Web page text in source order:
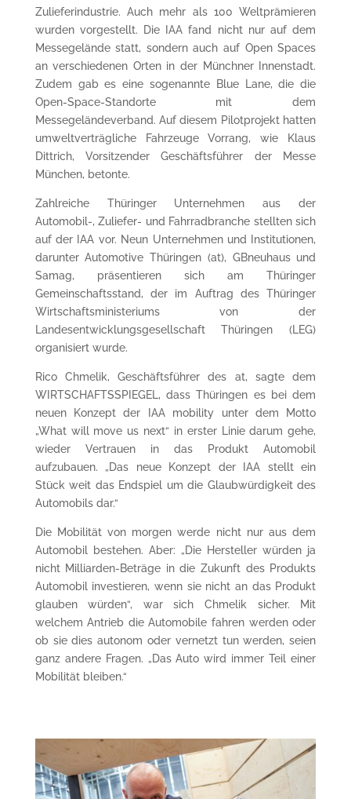
Zulieferindustrie. Auch mehr als 100 Weltprämieren
wurden vorgestellt. Die IAA fand nicht nur auf dem
Messegelände statt, sondern auch auf Open Spaces
an verschiedenen Orten in der Münchner Innenstadt.
Zudem gab es eine sogenannte Blue Lane, die die
Open-Space-Standorte mit dem
Messegeländeverband. Auf diesem Pilotprojekt hatten
umweltverträgliche Fahrzeuge Vorrang, wie Klaus
Dittrich, Vorsitzender Geschäftsführer der Messe
München, betonte.
Zahlreiche Thüringer Unternehmen aus der
Automobil-, Zuliefer- und Fahrradbranche stellten sich
auf der IAA vor. Neun Unternehmen und Institutionen,
darunter Automotive Thüringen (at), GBneuhaus und
Samag, präsentieren sich am Thüringer
Gemeinschaftsstand, der im Auftrag des Thüringer
Wirtschaftsministeriums von der
Landesentwicklungsgesellschaft Thüringen (LEG)
organisiert wurde.
Rico Chmelik, Geschäftsführer des at, sagte dem
WIRTSCHAFTSSPIEGEL, dass Thüringen es bei dem
neuen Konzept der IAA mobility unter dem Motto
„What will move us next“ in erster Linie darum gehe,
wieder Vertrauen in das Produkt Automobil
aufzubauen. „Das neue Konzept der IAA stellt ein
Stück weit das Endspiel um die Glaubwürdigkeit des
Automobils dar.“
Die Mobilität von morgen werde nicht nur aus dem
Automobil bestehen. Aber: „Die Hersteller würden ja
nicht Milliarden-Beträge in die Zukunft des Produkts
Automobil investieren, wenn sie nicht an das Produkt
glauben würden“, war sich Chmelik sicher. Mit
welchem Antrieb die Automobile fahren werden oder
ob sie dies autonom oder vernetzt tun werden, seien
ganz andere Fragen. „Das Auto wird immer Teil einer
Mobilität bleiben.“